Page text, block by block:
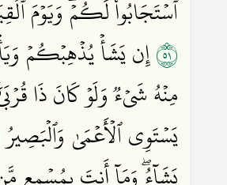
ٱسۡتَجَابُواْ لَكُمۡۖ وَيَوۡمَ
١٥إِن يَشَأۡ يُذۡهِبۡكُمۡ
مِنۡهُ شَيۡءٞ وَلَوۡ كَانَ ذَا
يَسۡتَوِي ٱلۡأَعۡمَىٰ وَٱلۡبَصِيرُ